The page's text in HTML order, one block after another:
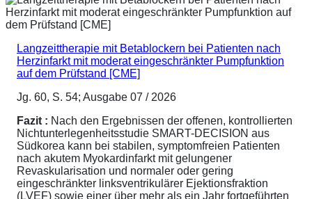
Langzeittherapie mit Betablockern bei Patienten nach
Herzinfarkt mit moderat eingeschränkter Pumpfunktion
auf dem Prüfstand [CME]
Jg. 60, S. 54; Ausgabe 07 / 2026
Fazit : Nach den Ergebnissen der offenen, kontrollierten
Nichtunterlegenheitsstudie SMART-DECISION aus
Südkorea kann bei stabilen, symptomfreien Patienten
nach akutem Myokardinfarkt mit gelungener
Revaskularisation und normaler oder gering
eingeschränkter linksventrikulärer Ejektionsfraktion
(LVEF) sowie einer über mehr als ein Jahr fortgeführten